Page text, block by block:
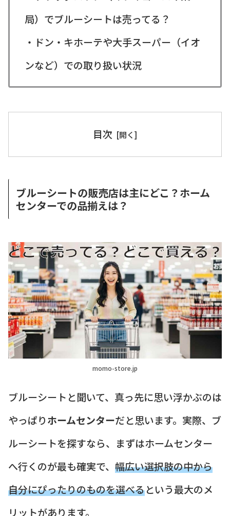
局）でブルーシートは売ってる？
・ドン・キホーテや大手スーパー（イオ
ンなど）での取り扱い状況
目次
ブルーシートの販売店は主にどこ？ホーム
センターでの品揃えは？
momo-store.jp
ブルーシートと聞いて、真っ先に思い浮かぶのは
やっぱりホームセンターだと思います。実際、ブ
ルーシートを探すなら、まずはホームセンター
へ行くのが最も確実で、 幅広い選択肢の中から
自分にぴったりのものを選べるという最大のメ
リットがあります。